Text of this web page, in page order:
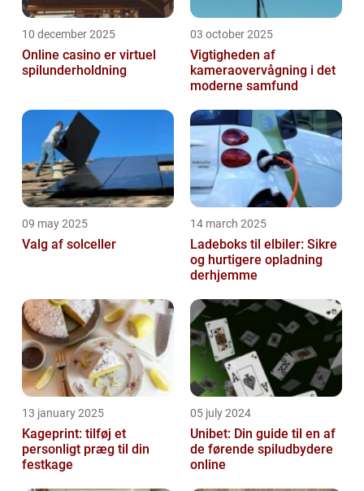
10 december 2025
Online casino er virtuel
spilunderholdning
03 october 2025
Vigtigheden af
kameraovervågning i det
moderne samfund
09 may 2025
Valg af solceller
14 march 2025
Ladeboks til elbiler: Sikre
og hurtigere opladning
derhjemme
13 january 2025
Kageprint: tilføj et
personligt præg til din
festkage
05 july 2024
Unibet: Din guide til en af
de førende spiludbydere
online